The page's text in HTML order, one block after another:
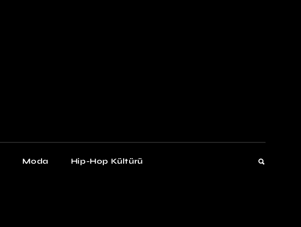
Moda Hip-Hop Kültürü